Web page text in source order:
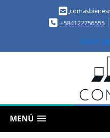
+584122756555
Select
MENÚ